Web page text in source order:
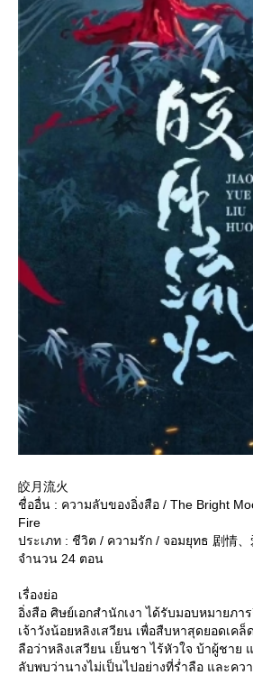
皎月流火
ชื่ออื่น : ความลับของอิ่งสือ / The Bright
Fire
ประเภท : ชีวิต / ความรัก / จอมยุทธ 剧情、
จำนวน 24 ตอน
เรื่องย่อ
อิ่งสือ ศิษย์เอกสำนักเงา ได้รับมอบหมายภา
เจ้าวังน้อยหลิงเสวียน เพื่อสืบหาสุดยอดเค
ลือว่าหลิงเสวียน เย็นชา ไร้หัวใจ บ้าผู้ชาย
ลับพบว่านางไม่เป็นไปอย่างที่ร่ำลือ และคว